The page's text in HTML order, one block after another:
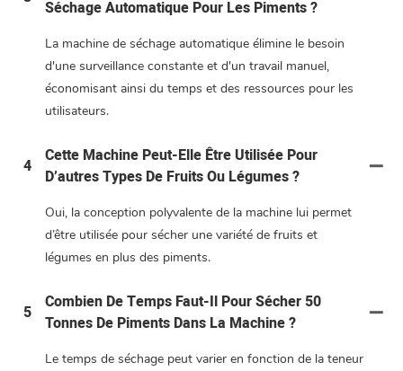
Séchage Automatique Pour Les Piments ?
La machine de séchage automatique élimine le besoin
d'une surveillance constante et d'un travail manuel,
économisant ainsi du temps et des ressources pour les
utilisateurs.
4
Cette Machine Peut-Elle Être Utilisée Pour
D’autres Types De Fruits Ou Légumes ?
Oui, la conception polyvalente de la machine lui permet
d’être utilisée pour sécher une variété de fruits et
légumes en plus des piments.
5
Combien De Temps Faut-Il Pour Sécher 50
Tonnes De Piments Dans La Machine ?
Le temps de séchage peut varier en fonction de la teneur